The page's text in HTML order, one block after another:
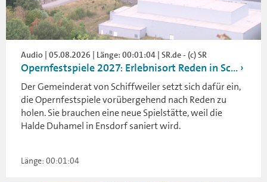
Audio | 05.08.2026 | Länge: 00:01:04 | SR.de - (c) SR
Opernfestspiele 2027: Erlebnisort Reden in Sc...
Der Gemeinderat von Schiffweiler setzt sich dafür ein,
die Opernfestspiele vorübergehend nach Reden zu
holen. Sie brauchen eine neue Spielstätte, weil die
Halde Duhamel in Ensdorf saniert wird.
Länge: 00:01:04